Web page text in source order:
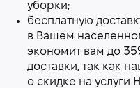
уборки;
бесплатную
в Вашем
экономит вам до
доставки, так как
о скидке на услуги